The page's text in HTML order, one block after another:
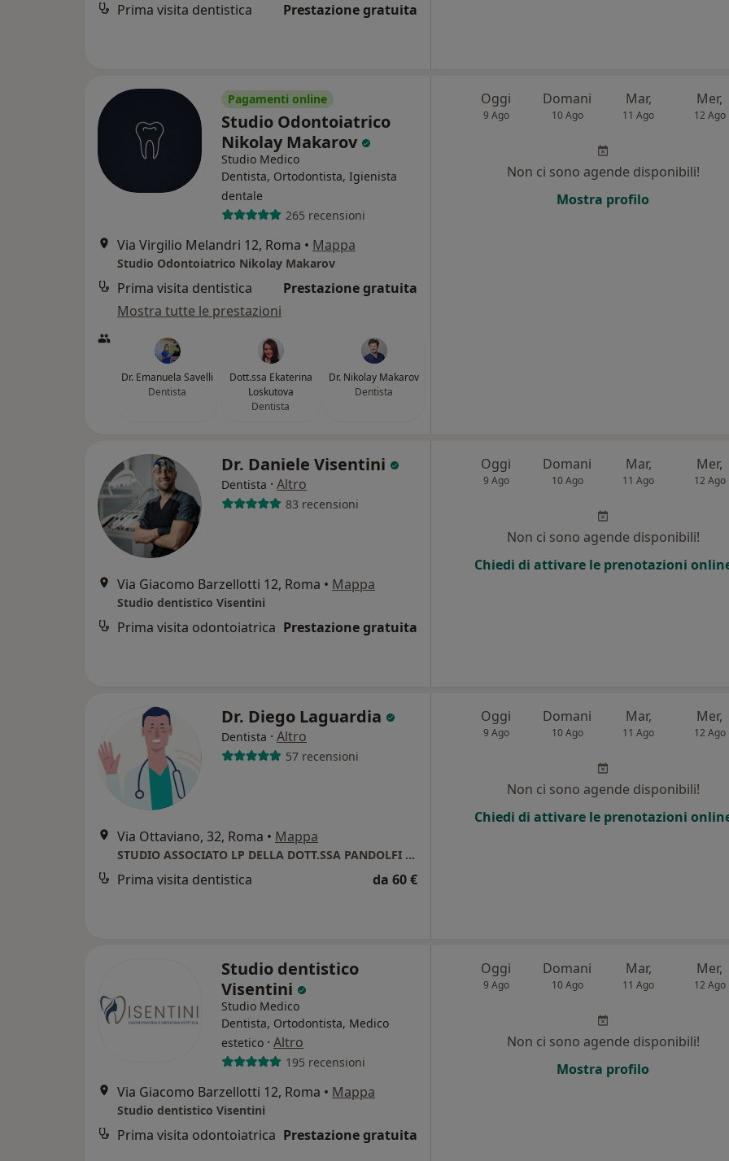
Prima visita dentistica Prestazione gratuita
Pagamenti online
Studio Odontoiatrico
Nikolay Makarov
Studio Medico
Dentista, Ortodontista, Igienista
dentale
265 recensioni
Via Virgilio Melandri 12, Roma • Mappa
Studio Odontoiatrico Nikolay Makarov
Prima visita dentistica
Prestazione gratuita
Mostra tutte le prestazioni
Dr. Emanuela Savelli
Dentista
Dott.ssa Ekaterina
Loskutova
Dentista
Dr. Nikolay Makarov
Dentista
Oggi
9 Ago
Domani
10 Ago
Mar,
11 Ago
Mer,
12 Ago
Non ci sono agende disponibili!
Mostra profilo
Dr. Daniele Visentini
Dentista · Altro
83 recensioni
Via Giacomo Barzellotti 12, Roma • Mappa
Studio dentistico Visentini
Prima visita odontoiatrica Prestazione gratuita
Oggi
9 Ago
Domani
10 Ago
Mar,
11 Ago
Mer,
12 Ago
Non ci sono agende disponibili!
Chiedi di attivare le prenotazioni
Dr. Diego Laguardia
Dentista · Altro
57 recensioni
Via Ottaviano, 32, Roma • Mappa
STUDIO ASSOCIATO LP DELLA DOTT.SSA PANDOLFI F. E DOTT. LAGUARDIA D.
Prima visita dentistica da 60 €
Oggi
9 Ago
Domani
10 Ago
Mar,
11 Ago
Mer,
12 Ago
Non ci sono agende disponibili!
Chiedi di attivare le prenotazioni
Studio dentistico
Visentini
Studio Medico
Dentista, Ortodontista, Medico
estetico · Altro
195 recensioni
Via Giacomo Barzellotti 12, Roma • Mappa
Studio dentistico Visentini
Prima visita odontoiatrica Prestazione gratuita
Oggi
9 Ago
Domani
10 Ago
Mar,
11 Ago
Mer,
12 Ago
Non ci sono agende disponibili!
Mostra profilo